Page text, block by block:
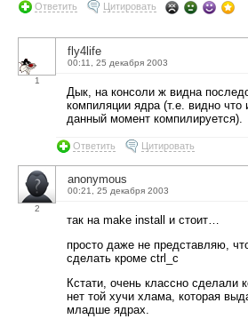
Ответить Цитировать
1
fly4life
00:11, 25 декабря 2003
Дык, на консоли ж видна
компиляции ядра (т.е. видно что
данный момент компилируется).
Ответить Цитировать
2
anonymous
00:21, 25 декабря 2003
так на make install и стоит…
просто даже не представляю,
сделать кроме ctrl_c
Кстати, очень классно
нет той хучи хлама, которая
младше ядрах.